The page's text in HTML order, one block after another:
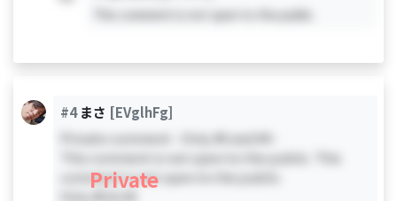
This comment is not open to the public.
#4まさ [EVglhFg]
Private comment - Only #0 and #4 -
This comment is not open to the public. This
comment is not open to the public.
Private